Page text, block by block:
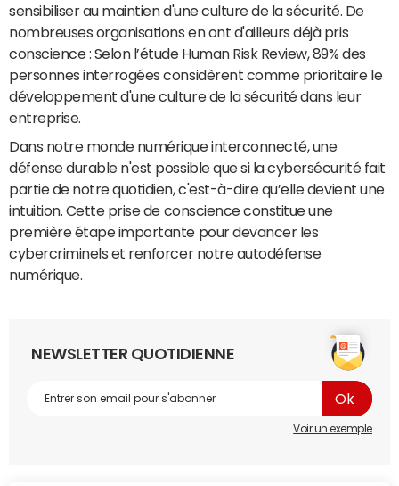
sensibiliser au maintien d'une culture de la sécurité. De
nombreuses organisations en ont d'ailleurs déjà pris
conscience : Selon l’étude Human Risk Review, 89% des
personnes interrogées considèrent comme prioritaire le
développement d'une culture de la sécurité dans leur
entreprise.
Dans notre monde numérique interconnecté, une
défense durable n'est possible que si la cybersécurité fait
partie de notre quotidien, c'est-à-dire qu’elle devient une
intuition. Cette prise de conscience constitue une
première étape importante pour devancer les
cybercriminels et renforcer notre autodéfense
numérique.
NEWSLETTER QUOTIDIENNE
Voir un exemple